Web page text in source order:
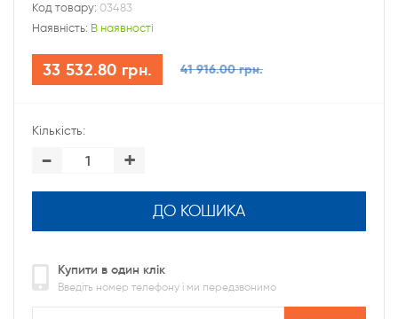
Код товару: 03483
Наявність: В наявності
33 532.80 грн. 41 916.00 грн.
Кількість:
- +
ДО КОШИКА
Купити в один клік
Введіть номер телефону і ми передзвонимо